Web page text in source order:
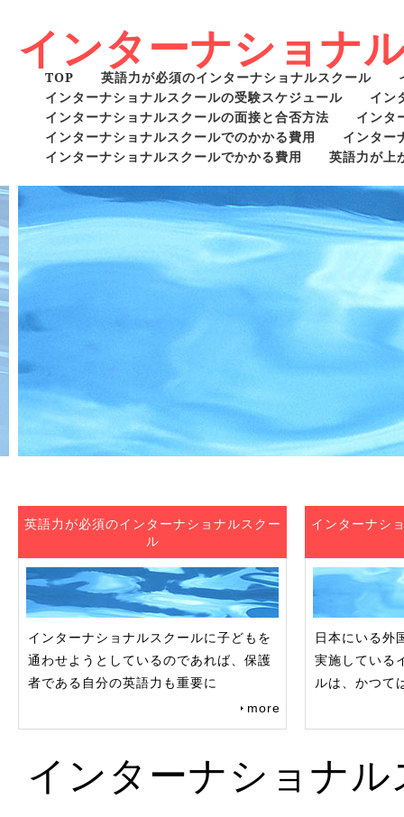
インターナショナ
TOP 英語力が必須のインターナショナルスクール
インターナショナルスクールの受験スケジュール
イン
インターナショナルスクールの面接と合否方法
インタ
インターナショナルスクールでのかかる費用
インター
インターナショナルスクールでかかる費用
英語力が上
英語力が必須のインターナショナルスクー
ル
インターナショナルスクールに子どもを
通わせようとしているのであれば、保護
者である自分の英語力も重要に
more
インターナシ
日本にいる外
実施している
ルは、かつて
インターナショナ